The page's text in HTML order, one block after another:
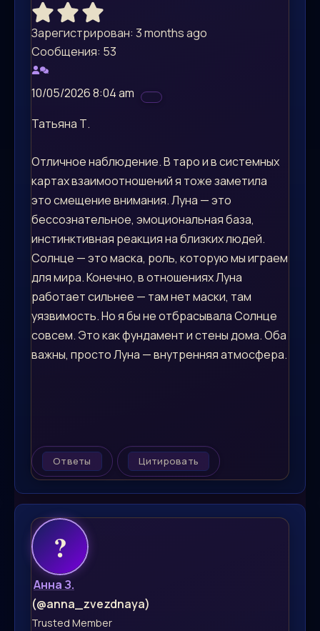
Зарегистрирован: 3 months ago
Сообщения: 53
10/05/2026 8:04 am
Татьяна Т.
Отличное наблюдение. В таро и в системных
картах взаимоотношений я тоже заметила
это смещение внимания. Луна — это
бессознательное, эмоциональная база,
инстинктивная реакция на близких людей.
Солнце — это маска, роль, которую мы играем
для мира. Конечно, в отношениях Луна
работает сильнее — там нет маски, там
уязвимость. Но я бы не отбрасывала Солнце
совсем. Это как фундамент и стены дома. Оба
важны, просто Луна — внутренняя атмосфера.
Ответы Цитировать
Анна З.
(@anna_zvezdnaya)
Trusted Member